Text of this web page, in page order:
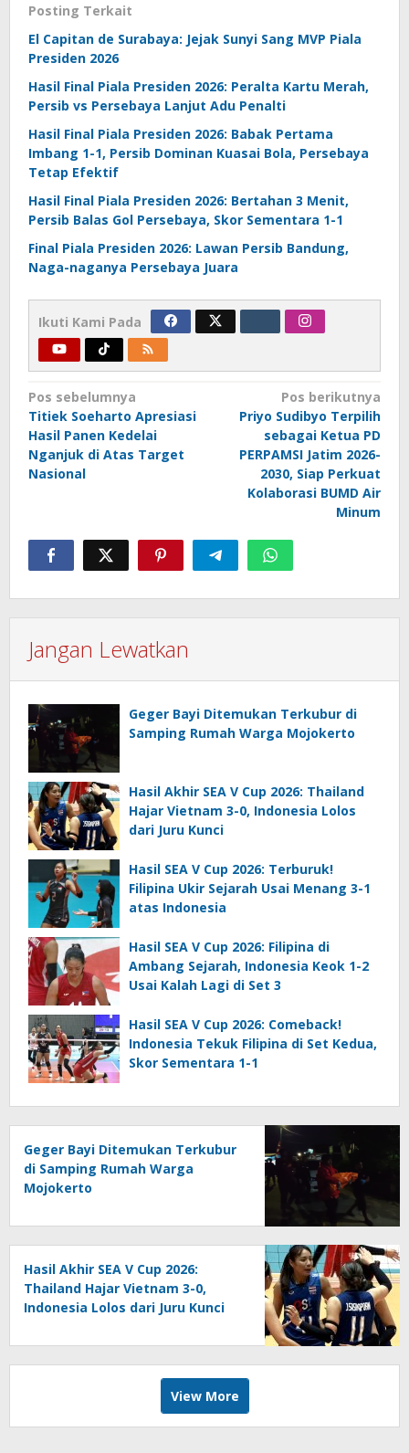
Posting Terkait
El Capitan de Surabaya: Jejak Sunyi Sang MVP Piala
Presiden 2026
Hasil Final Piala Presiden 2026: Peralta Kartu Merah,
Persib vs Persebaya Lanjut Adu Penalti
Hasil Final Piala Presiden 2026: Babak Pertama
Imbang 1-1, Persib Dominan Kuasai Bola, Persebaya
Tetap Efektif
Hasil Final Piala Presiden 2026: Bertahan 3 Menit,
Persib Balas Gol Persebaya, Skor Sementara 1-1
Final Piala Presiden 2026: Lawan Persib Bandung,
Naga-naganya Persebaya Juara
Ikuti Kami Pada
Navigasi
pos
Pos sebelumnya
Titiek Soeharto Apresiasi
Hasil Panen Kedelai
Nganjuk di Atas Target
Nasional
Pos berikutnya
Priyo Sudibyo Terpilih
sebagai Ketua PD
PERPAMSI Jatim 2026-
2030, Siap Perkuat
Kolaborasi BUMD Air
Minum
Jangan Lewatkan
Geger Bayi Ditemukan Terkubur di
Samping Rumah Warga Mojokerto
Hasil Akhir SEA V Cup 2026: Thailand
Hajar Vietnam 3-0, Indonesia Lolos
dari Juru Kunci
Hasil SEA V Cup 2026: Terburuk!
Filipina Ukir Sejarah Usai Menang 3-1
atas Indonesia
Hasil SEA V Cup 2026: Filipina di
Ambang Sejarah, Indonesia Keok 1-2
Usai Kalah Lagi di Set 3
Hasil SEA V Cup 2026: Comeback!
Indonesia Tekuk Filipina di Set Kedua,
Skor Sementara 1-1
Geger Bayi Ditemukan Terkubur
di Samping Rumah Warga
Mojokerto
Hasil Akhir SEA V Cup 2026:
Thailand Hajar Vietnam 3-0,
Indonesia Lolos dari Juru Kunci
View More